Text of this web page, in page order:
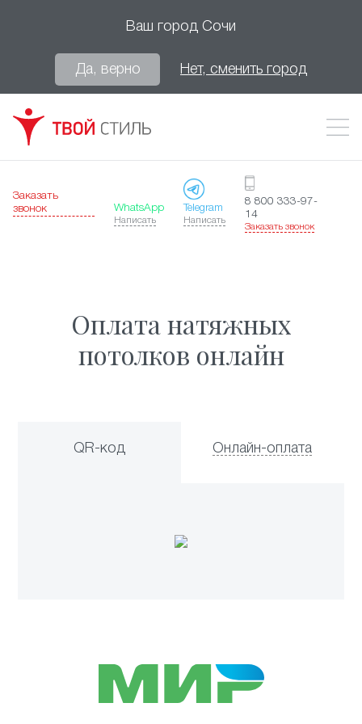
Ваш город Сочи
Да, верно Нет, сменить город
Заказать
звонок
WhatsApp
Написать
Telegram
Написать
8 800 333-97-
14
Заказать звонок
Оплата натяжных
потолков онлайн
QR-код Онлайн-оплата